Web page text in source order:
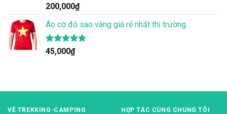
Được xếp
hạng
4.83
5 sao
200,000₫
Áo cờ đỏ sao vàng giá rẻ nhất thị trường
Được xếp
hạng
4.80
45,000₫
VỀ TREKKING-CAMPING HỢP TÁC CÙNG CHÚNG TÔI